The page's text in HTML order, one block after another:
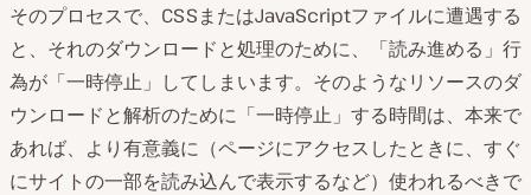
そのプロセスで、CSSまたはJavaScriptファイルに遭遇する
と、それのダウンロードと処理のために、「読み進める」行
為が「一時停止」してしまいます。そのようなリソースのダ
ウンロードと解析のために「一時停止」する時間は、本来で
あれば、より有意義に（ページにアクセスしたときに、すぐ
にサイトの一部を読み込んで表示するなど）使われるべきで